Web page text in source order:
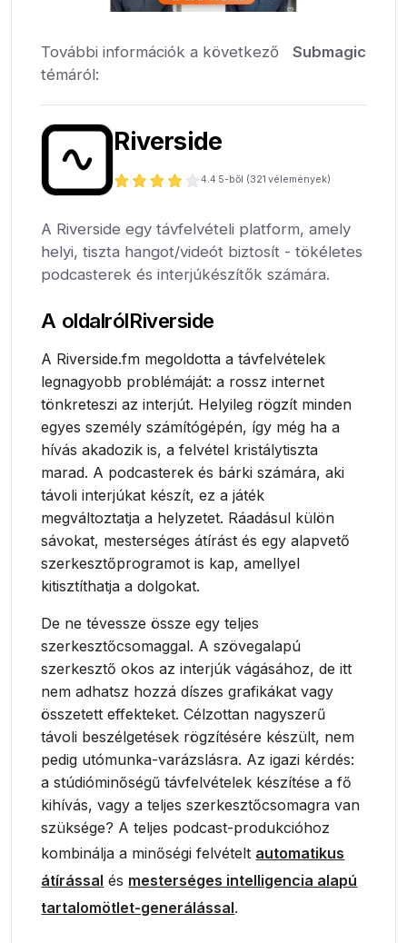
További információk a következő
témáról:
Submagic
Riverside
4.4 5-ből (321 vélemények)
A Riverside egy távfelvételi platform, amely
helyi, tiszta hangot/videót biztosít - tökéletes
podcasterek és interjúkészítők számára.
A oldalrólRiverside
A Riverside.fm megoldotta a távfelvételek
legnagyobb problémáját: a rossz internet
tönkreteszi az interjút. Helyileg rögzít minden
egyes személy számítógépén, így még ha a
hívás akadozik is, a felvétel kristálytiszta
marad. A podcasterek és bárki számára, aki
távoli interjúkat készít, ez a játék
megváltoztatja a helyzetet. Ráadásul külön
sávokat, mesterséges átírást és egy alapvető
szerkesztőprogramot is kap, amellyel
kitisztíthatja a dolgokat.
De ne tévessze össze egy teljes
szerkesztőcsomaggal. A szövegalapú
szerkesztő okos az interjúk vágásához, de itt
nem adhatsz hozzá díszes grafikákat vagy
összetett effekteket. Célzottan nagyszerű
távoli beszélgetések rögzítésére készült, nem
pedig utómunka-varázslásra. Az igazi kérdés:
a stúdióminőségű távfelvételek készítése a fő
kihívás, vagy a teljes szerkesztőcsomagra van
szüksége? A teljes podcast-produkcióhoz
kombinálja a minőségi felvételt automatikus
átírással és mesterséges intelligencia alapú
tartalomötlet-generálással.